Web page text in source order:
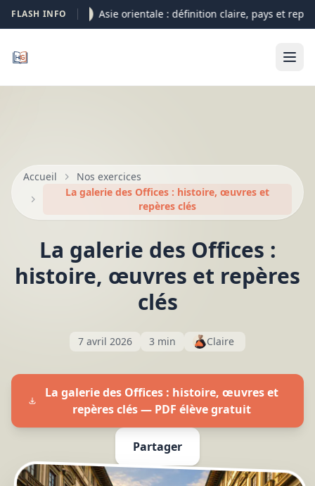
FLASH INFO Asie orientale : définition claire, pays et
Accueil
Nos exercices
La galerie des Offices : histoire, œuvres et
repères clés
La galerie des Offices :
histoire, œuvres et repères
clés
7 avril 2026 3 min Claire
La galerie des Offices : histoire, œuvres et
repères clés — PDF élève gratuit
Partager